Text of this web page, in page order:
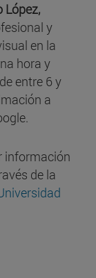
López,
y
en la
hora y
entre 6 y
a
información
de la